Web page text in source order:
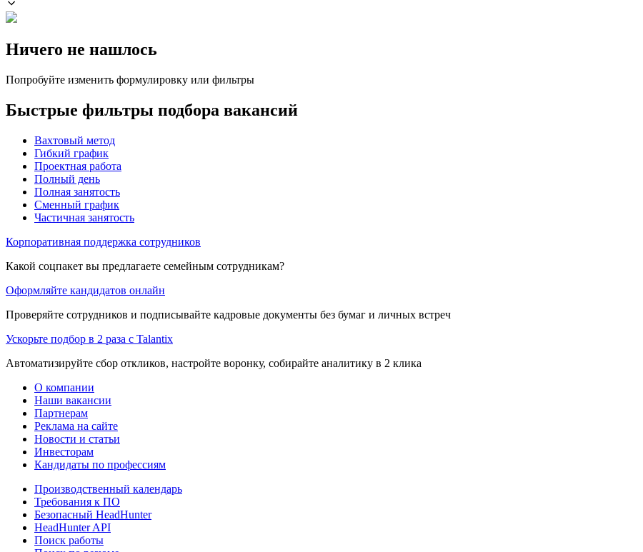
Ничего не нашлось
Попробуйте изменить формулировку или фильтры
Быстрые фильтры подбора вакансий
Вахтовый метод
Гибкий график
Проектная работа
Полный день
Полная занятость
Сменный график
Частичная занятость
Корпоративная поддержка сотрудников
Какой соцпакет вы предлагаете семейным сотрудникам?
Оформляйте кандидатов онлайн
Проверяйте сотрудников и подписывайте кадровые документы без бумаг и личных встреч
Ускорьте подбор в 2 раза с Talantix
Автоматизируйте сбор откликов, настройте воронку, собирайте аналитику в 2 клика
О компании
Наши вакансии
Партнерам
Реклама на сайте
Новости и статьи
Инвесторам
Кандидаты по профессиям
Производственный календарь
Требования к ПО
Безопасный HeadHunter
HeadHunter API
Поиск работы